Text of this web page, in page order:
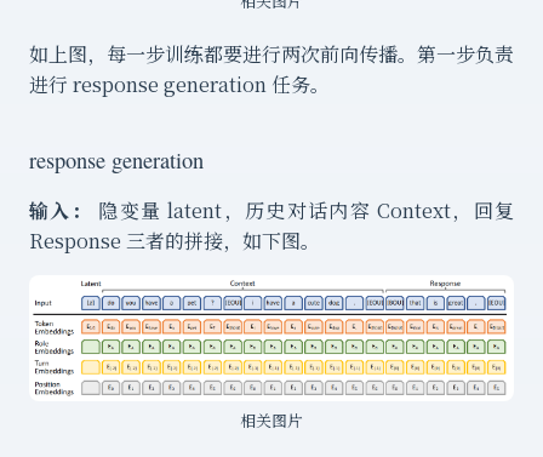
如上图，每一步训练都要进行两次前向传播。第一步负责
进行 response generation 任务。
response generation
输入：
隐变量 latent，历史对话内容 Context，回复
Response 三者的拼接，如下图。
相关图片